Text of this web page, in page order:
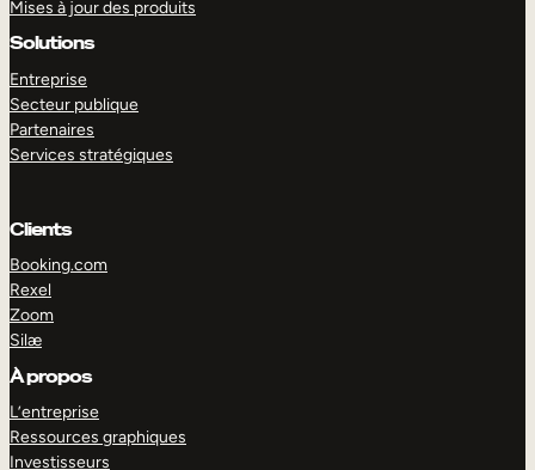
Mises à jour des produits
Solutions
Entreprise
Secteur publique
Partenaires
Services stratégiques
Clients
Booking.com
Rexel
Zoom
Silæ
À propos
L’entreprise
Ressources graphiques
Investisseurs